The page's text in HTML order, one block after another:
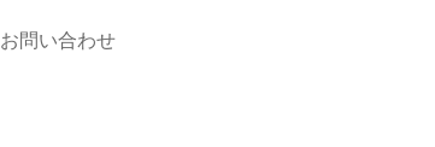
お問い合わせ